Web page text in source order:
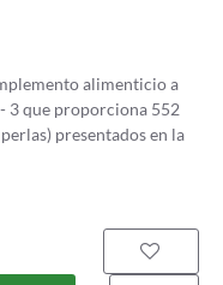
alimenticio a
3 que proporciona 552
presentados en la